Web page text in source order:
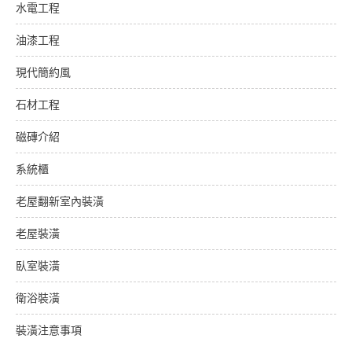
水電工程
油漆工程
現代簡約風
石材工程
磁磚介紹
系統櫃
老屋翻新室內裝潢
老屋裝潢
臥室裝潢
衛浴裝潢
裝潢注意事項